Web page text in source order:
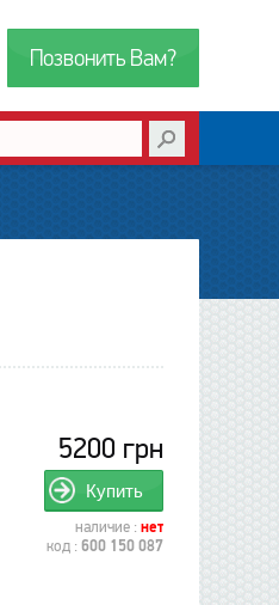
Позвонить Вам?
5200 грн
Купить
наличие :нет
код :600 150 087